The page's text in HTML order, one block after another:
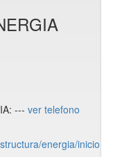
--- ver telefono
energia/inicio